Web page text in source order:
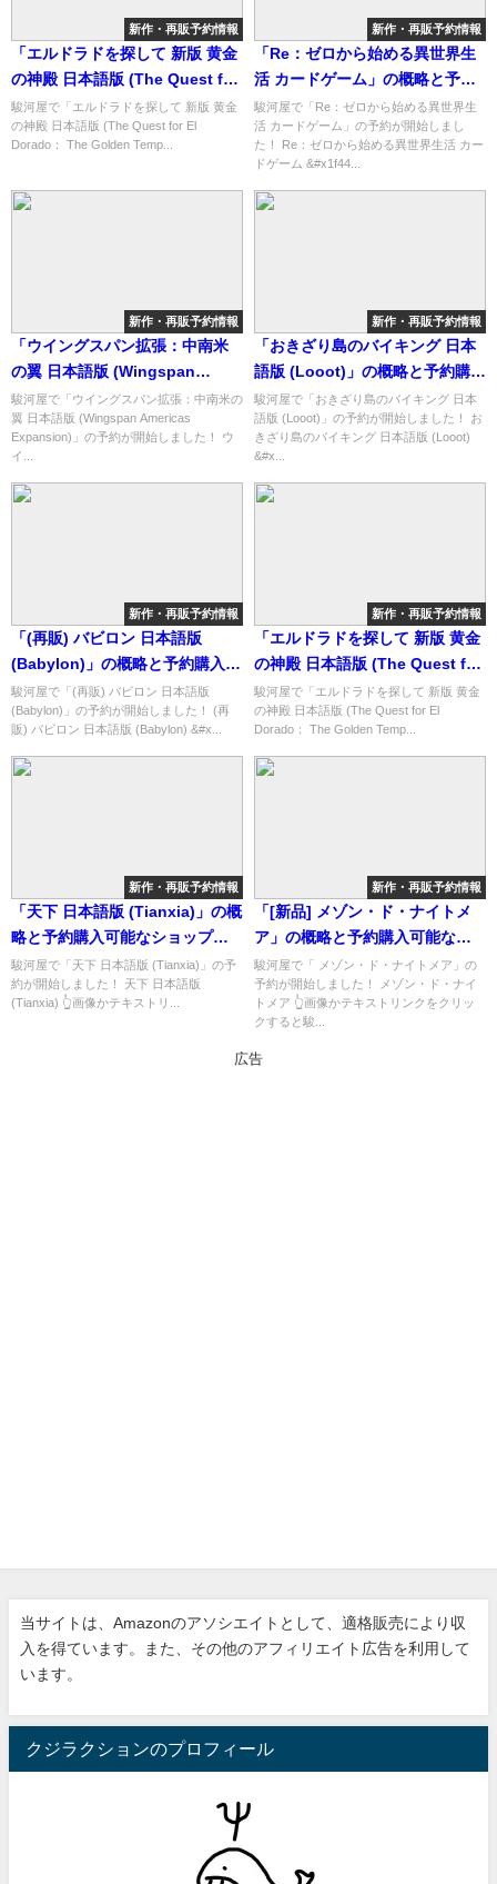
新作・再販予約情報
「エルドラドを探して 新版 黄金
の神殿 日本語版 (The Quest for
El Dorado： The Golden
Temples)」の概略と予約購入可
駿河屋で「エルドラドを探して 新版 黄金
の神殿 日本語版 (The Quest for El
Dorado： The Golden Temp...
新作・再販予約情報
「Re：ゼロから始める異世界生
活 カードゲーム」の概略と予約
購入可能なショップ紹介！
駿河屋で「Re：ゼロから始める異世界生
活 カードゲーム」の予約が開始しまし
た！ Re：ゼロから始める異世界生活 カー
ドゲーム &#x1f44...
新作・再販予約情報
「ウイングスパン拡張：中南米
の翼 日本語版 (Wingspan
Americas Expansion)」の概略
と予約購入可能なショップ紹
介！
駿河屋で「ウイングスパン拡張：中南米の
翼 日本語版 (Wingspan Americas
Expansion)」の予約が開始しました！ ウ
イ...
新作・再販予約情報
「おきざり島のバイキング 日本
語版 (Looot)」の概略と予約購入
可能なショップ紹介！
駿河屋で「おきざり島のバイキング 日本
語版 (Looot)」の予約が開始しました！ お
きざり島のバイキング 日本語版 (Looot)
&#x...
新作・再販予約情報
「(再販) バビロン 日本語版
(Babylon)」の概略と予約購入可
能なショップ紹介！
駿河屋で「(再販) バビロン 日本語版
(Babylon)」の予約が開始しました！ (再
販) バビロン 日本語版 (Babylon) &#x...
新作・再販予約情報
「エルドラドを探して 新版 黄金
の神殿 日本語版 (The Quest for
El Dorado： The Golden
Temples)」の概略と予約購入可
駿河屋で「エルドラドを探して 新版 黄金
の神殿 日本語版 (The Quest for El
Dorado： The Golden Temp...
新作・再販予約情報
「天下 日本語版 (Tianxia)」の概
略と予約購入可能なショップ紹
介！
駿河屋で「天下 日本語版 (Tianxia)」の予
約が開始しました！ 天下 日本語版
(Tianxia) 👆画像かテキストリ...
新作・再販予約情報
「[新品] メゾン・ド・ナイトメ
ア」の概略と予約購入可能なシ
ョップ紹介！
駿河屋で「 メゾン・ド・ナイトメア」の
予約が開始しました！ メゾン・ド・ナイ
トメア 👆画像かテキストリンクをクリッ
クすると駿...
広告
当サイトは、Amazonのアソシエイトとして、適格販売により収
入を得ています。また、その他のアフィリエイト広告を利用して
います。
クジラクションのプロフィール